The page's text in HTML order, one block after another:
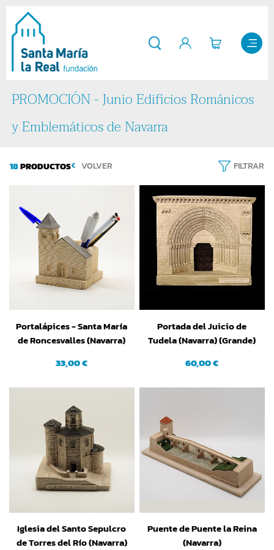
PROMOCIÓN - Junio Edificios Románicos
y Emblemáticos de Navarra
18PRODUCTOS VOLVER FILTRAR
Portalápices - Santa María
de Roncesvalles (Navarra)
33,00 €
Portada del Juicio de
Tudela (Navarra) (Grande)
60,00 €
Iglesia del Santo Sepulcro
de Torres del Río (Navarra)
Puente de Puente la Reina
(Navarra)